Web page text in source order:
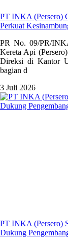
PT INKA (Persero)
Perkuat
PR No. 09/PR/
Kereta Api
Direksi di Kantor
bagian d
3 Juli 2026
PT INKA (Persero)
Dukung